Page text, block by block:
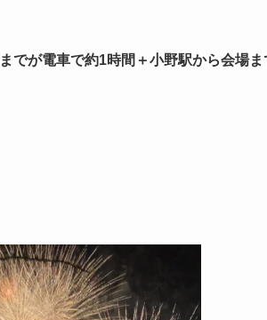
でが電車で約1時間＋小野駅から会場ま